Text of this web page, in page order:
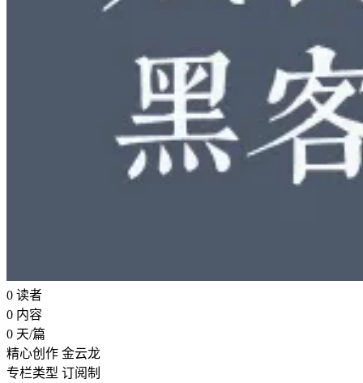
0 读者
0 内容
0 天/篇
精心创作 金云龙
专栏类型 订阅制